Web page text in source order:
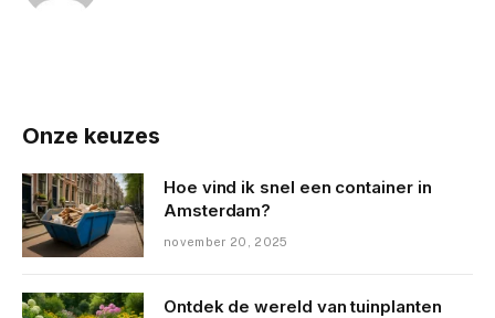
Onze keuzes
Hoe vind ik snel een container in
Amsterdam?
november 20, 2025
Ontdek de wereld van tuinplanten